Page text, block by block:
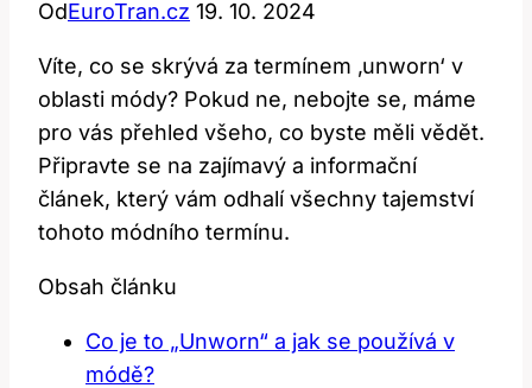
OdEuroTran.cz 19. 10. 2024
Víte, co se skrývá za termínem ‚unworn‘ v
oblasti módy? Pokud ne, nebojte se, máme
pro vás přehled všeho, co byste měli vědět.
Připravte se na zajímavý a informační
článek, který vám odhalí všechny tajemství
tohoto módního termínu.
Obsah článku
Co je to „Unworn“ a jak se používá v
módě?